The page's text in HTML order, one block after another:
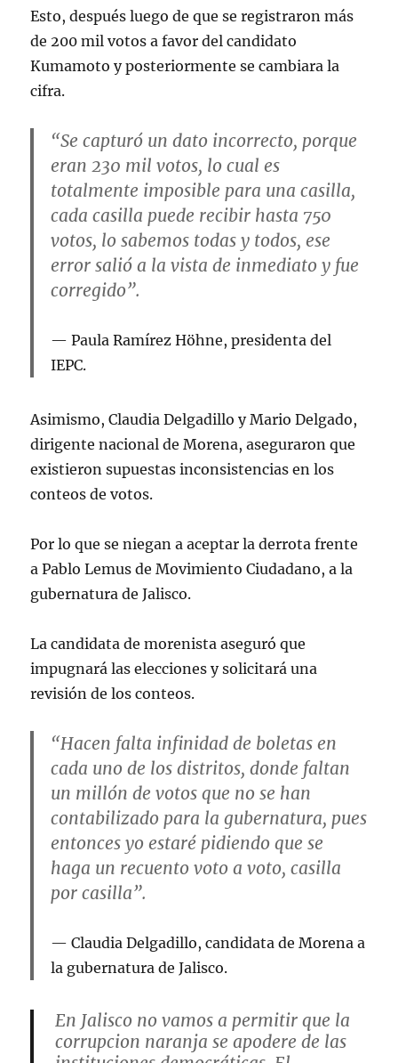
Esto, después luego de que se registraron más
de 200 mil votos a favor del candidato
Kumamoto y posteriormente se cambiara la
cifra.
“Se capturó un dato incorrecto, porque
eran 230 mil votos, lo cual es
totalmente imposible para una casilla,
cada casilla puede recibir hasta 750
votos, lo sabemos todas y todos, ese
error salió a la vista de inmediato y fue
corregido”.
Paula Ramírez Höhne, presidenta del
IEPC.
Asimismo, Claudia Delgadillo y Mario Delgado,
dirigente nacional de Morena, aseguraron que
existieron supuestas inconsistencias en los
conteos de votos.
Por lo que se niegan a aceptar la derrota frente
a Pablo Lemus de Movimiento Ciudadano, a la
gubernatura de Jalisco.
La candidata de morenista aseguró que
impugnará las elecciones y solicitará una
revisión de los conteos.
“Hacen falta infinidad de boletas en
cada uno de los distritos, donde faltan
un millón de votos que no se han
contabilizado para la gubernatura, pues
entonces yo estaré pidiendo que se
haga un recuento voto a voto, casilla
por casilla”.
Claudia Delgadillo, candidata de Morena a
la gubernatura de Jalisco.
En Jalisco no vamos a permitir que la
corrupcion naranja se apodere de las